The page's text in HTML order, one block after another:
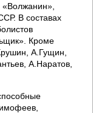
«Волжанин»,
В составах
Кроме
А.Гущин,
А.Наратов,